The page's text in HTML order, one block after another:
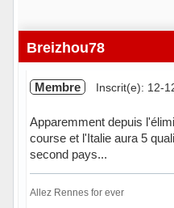
Breizhou78
Membre Inscrit(e): 12-
Apparemment depuis
course et l'Italie aura 5
second pays...
Allez Rennes for ever